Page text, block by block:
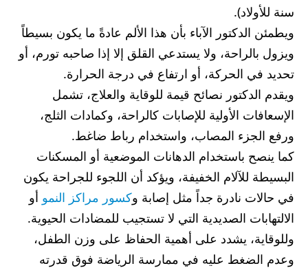
سنة للأولاد).
ويطمئن الدكتور الآباء بأن هذا الألم عادةً ما يكون بسيطاً
ويزول بالراحة، ولا يستدعي القلق إلا إذا صاحبه تورم، أو
تحديد في الحركة، أو ارتفاع في درجة الحرارة.
ويقدم الدكتور نصائح قيمة للوقاية والعلاج، تشمل
الإسعافات الأولية للإصابات كالراحة، وكمادات الثلج،
ورفع الجزء المصاب، واستخدام رباط ضاغط.
كما ينصح باستخدام الدهانات الموضعية أو المسكنات
البسيطة للآلام الخفيفة، ويؤكد أن اللجوء للجراحة يكون
في حالات نادرة جداً مثل إصابة وكسور مراكز النمو أو
الالتهابات الصديدية التي لا تستجيب للمضادات الحيوية.
وللوقاية، يشدد على أهمية الحفاظ على وزن الطفل،
وعدم الضغط عليه في ممارسة الرياضة فوق قدرته